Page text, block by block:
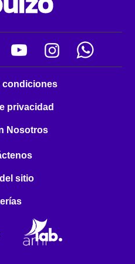
condiciones
privacidad
Nosotros
sitio